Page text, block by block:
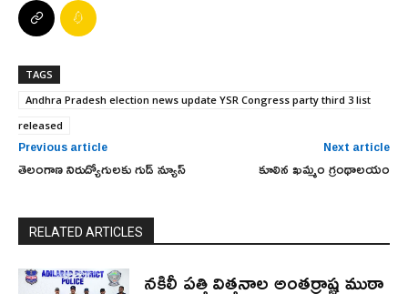
TAGS
Andhra Pradesh election news update YSR Congress party third 3 list
released
Previous article
తెలంగాణ నిరుద్యోగులకు గుడ్ న్యూస్
Next article
కూలిన ఖమ్మం గ్రంథాలయం
RELATED ARTICLES
నకిలీ పత్తి విత్తనాల అంతర్రాష్ట్ర ముఠా